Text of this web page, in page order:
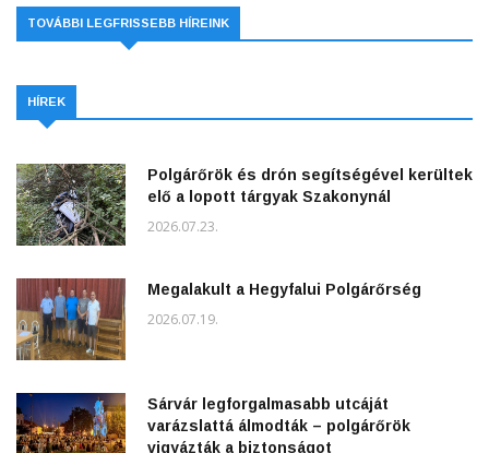
TOVÁBBI LEGFRISSEBB HÍREINK
HÍREK
Polgárőrök és drón segítségével kerültek
elő a lopott tárgyak Szakonynál
2026.07.23.
Megalakult a Hegyfalui Polgárőrség
2026.07.19.
Sárvár legforgalmasabb utcáját
varázslattá álmodták – polgárőrök
vigyázták a biztonságot